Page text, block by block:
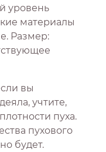
уровень
материалы
Размер:
вы
учтите,
пуха.
пухового
будет.